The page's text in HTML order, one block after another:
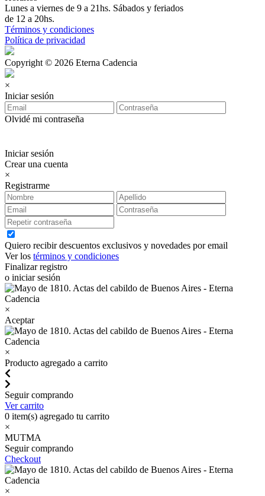
Lunes a viernes de 9 a 21hs. Sábados y feriados
de 12 a 20hs.
Términos y condiciones
Política de privacidad
Copyright © 2026 Eterna Cadencia
×
Iniciar sesión
Olvidé mi contraseña
Iniciar sesión
Crear una cuenta
×
Registrarme
Quiero recibir descuentos exclusivos y novedades por email
Ver los términos y condiciones
Finalizar registro
o iniciar sesión
×
Aceptar
×
Producto agregado a carrito
Seguir comprando
Ver carrito
0 item(s) agregado tu carrito
×
MUTMA
Seguir comprando
Checkout
×